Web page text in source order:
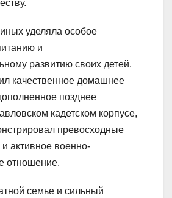
уделяла особое
и
развитию своих детей.
качественное домашнее
позднее
кадетском корпусе,
превосходные
активное военно-
отношение.
семье и сильный